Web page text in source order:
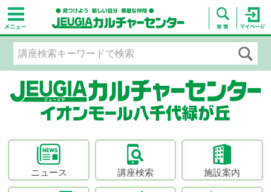
ニュース 講座検索 施設案内